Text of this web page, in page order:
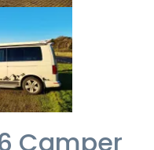
Camper